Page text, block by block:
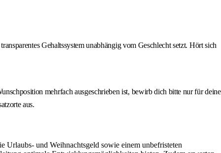
Gehaltssystem unabhängig vom Geschlecht setzt. Hört sich
mehrfach ausgeschrieben ist, bewirb dich bitte nur für deine
aus.
und Weihnachtsgeld sowie einem unbefristeten